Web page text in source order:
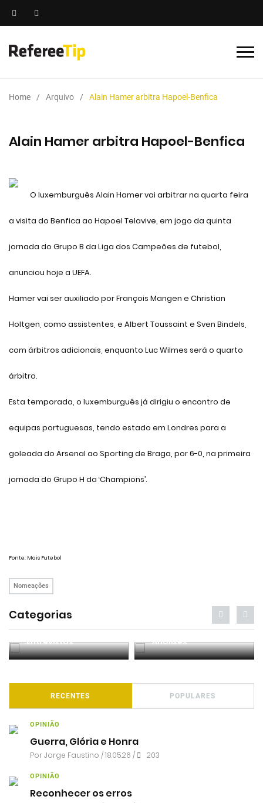
Home Arquivo Alain Hamer arbitra Hapoel-Benfica
Alain Hamer arbitra Hapoel-Benfica
O luxemburguês Alain Hamer vai arbitrar na quarta feira
a visita do Benfica ao Hapoel Telavive, em jogo da quinta
jornada do Grupo B da Liga dos Campeões de futebol,
anunciou hoje a UEFA.
Hamer vai ser auxiliado por François Mangen e Christian
Holtgen, como assistentes, e Albert Toussaint e Sven Bindels,
com árbitros adicionais, enquanto Luc Wilmes será o quarto
árbitro.
Esta temporada, o luxemburguês já dirigiu o encontro de
equipas portuguesas, tendo estado em Londres para a
goleada do Arsenal ao Sporting de Braga, por 6-0, na primeira
jornada do Grupo H da ‘Champions’.
Fonte: Mais Futebol
Nomeações
Categorias
Entrevistas Análises
RECENTES POPULARES
OPINIÃO
Guerra, Glória e Honra
PorJorge Faustino / 18.05.26 / 203
OPINIÃO
Reconhecer os erros